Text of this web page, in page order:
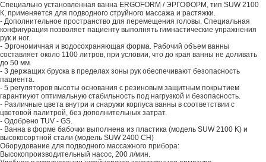
Специально установленная ванна ERGOFORM / ЭРГОФОРМ, тип SUW 2100
К, применяется для подводного струйного массажа и растяжки.
- Дополнительное пространство для перемещения головы. Специальная
конфигурация позволяет пациенту выполнять гимнастические упражнения
рук и ног.
- Эргономичная и водосохраняющая форма. Рабочий объем ванны
составляет около 1100 литров, при условии, что до края ванны не доливать
до 50 мм.
- 3 держащих бруска в пределах зоны рук обеспечивают безопасность
пациента.
- 5 регуляторов высоты основания с резиновым защитным покрытием
гарантиуют оптимальную стабильность под нагрузкой и безопасность.
- Различные цвета внутри и снаружи корпуса ванны в соответствии с
цветовой палитрой, без дополнительных затрат.
- Одобрено TUV - GS.
- Ванна в форме бабочки выполнена из пластика (модель SUW 2100 K) и
высокосортной стали (модель SUW 2400 CH)
Оборудование для подводного массажного прибора:
Высокопроизводительный насос, 200 л/мин.